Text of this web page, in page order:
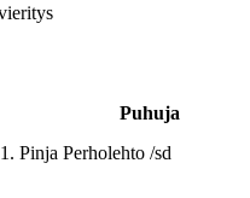
Puhuja
1. Pinja Perholehto /sd